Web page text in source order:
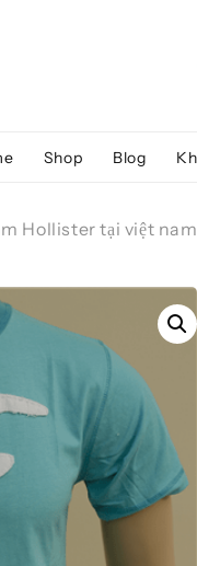
Shop Blog
Hollister tại việt